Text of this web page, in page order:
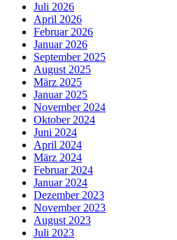
Juli 2026
April 2026
Februar 2026
Januar 2026
September 2025
August 2025
März 2025
Januar 2025
November 2024
Oktober 2024
Juni 2024
April 2024
März 2024
Februar 2024
Januar 2024
Dezember 2023
November 2023
August 2023
Juli 2023